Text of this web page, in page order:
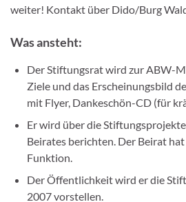
weiter! Kontakt über Dido/Burg
Was ansteht:
Der Stiftungsrat wird zur ABW-
Ziele und das Erscheinungsbild
mit Flyer, Dankeschön-CD (für
Er wird über die
Beirates berichten. Der Beirat
Funktion.
Der Öffentlichkeit wird er die
2007 vorstellen.